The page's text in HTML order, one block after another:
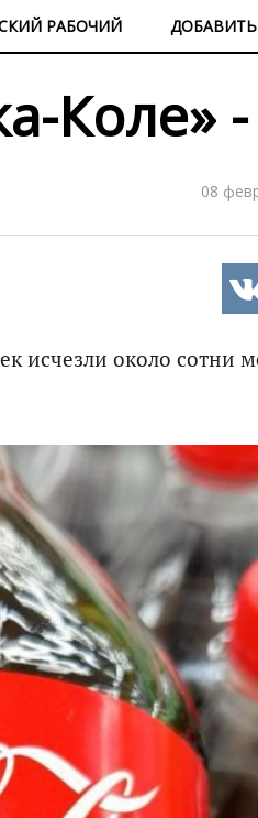
РАБОЧИЙ
Коле»
08
исчезли около сотни